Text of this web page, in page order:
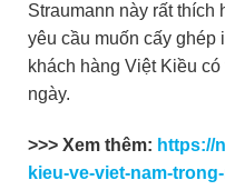
Straumann này rất
yêu cầu muốn cấy ghép
khách hàng Việt Kiều
ngày.
>>> Xem thêm: https://
kieu-ve-viet-nam-